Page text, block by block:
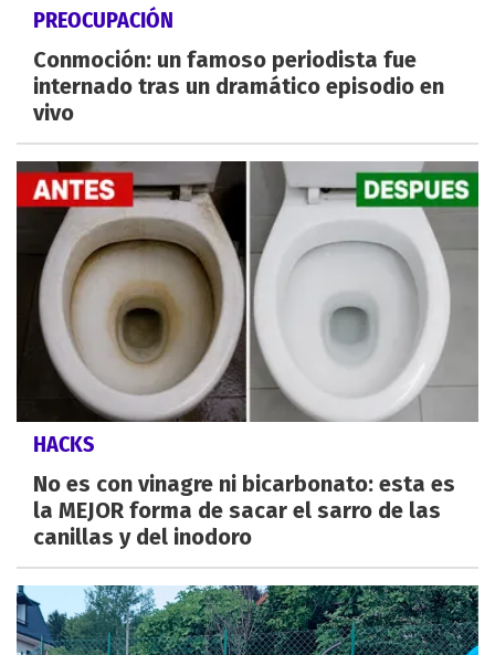
PREOCUPACIÓN
Conmoción: un famoso periodista fue
internado tras un dramático episodio en
vivo
HACKS
No es con vinagre ni bicarbonato: esta es
la MEJOR forma de sacar el sarro de las
canillas y del inodoro